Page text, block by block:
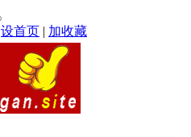
设首页 | 加收藏